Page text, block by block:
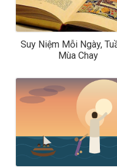
Suy Niệm Mỗi Ngày,
Mùa Chay